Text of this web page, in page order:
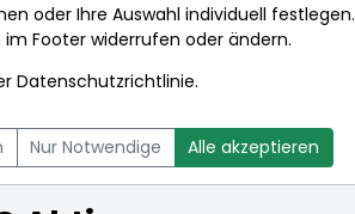
CHARTTOOL
oder Ihre Auswahl individuell
im Footer widerrufen oder ändern.
Datenschutzrichtlinie.
Nur Notwendige Alle akzeptieren